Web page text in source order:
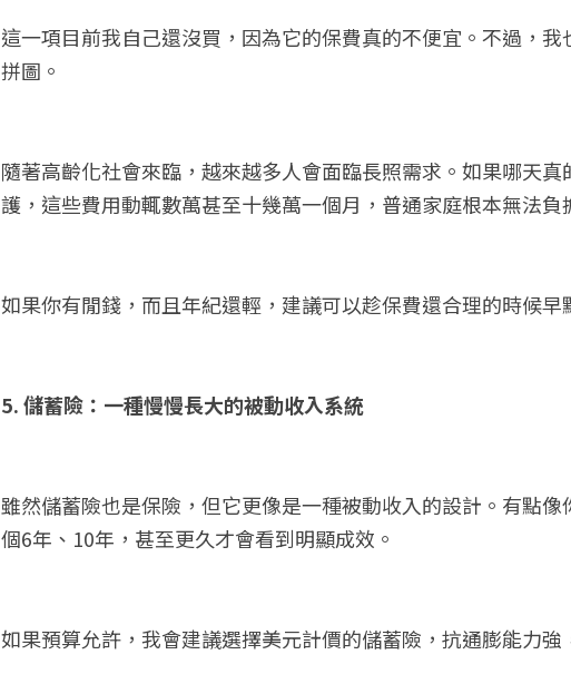
這一項目前我自己還沒買，因為它的保費真的不便宜。不過，
拼圖。
隨著高齡化社會來臨，越來越多人會面臨長照需求。如果哪天
護，這些費用動輒數萬甚至十幾萬一個月，普通家庭根本無法負
如果你有閒錢，而且年紀還輕，建議可以趁保費還合理的時候早
5. 儲蓄險：一種慢慢長大的被動收入系統
雖然儲蓄險也是保險，但它更像是一種被動收入的設計。有點
個6年、10年，甚至更久才會看到明顯成效。
如果預算允許，我會建議選擇美元計價的儲蓄險，抗通膨能力強